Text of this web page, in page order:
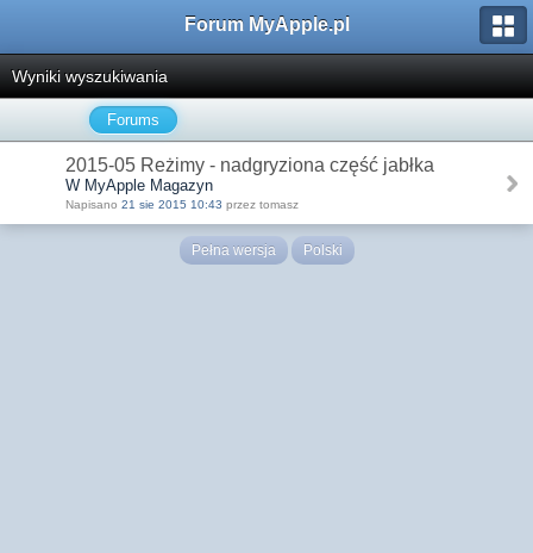
Forum MyApple.pl
Wyniki wyszukiwania
Forums
2015-05 Reżimy - nadgryziona część jabłka
W MyApple Magazyn
Napisano 21 sie 2015 10:43 przez tomasz
Pełna wersja Polski